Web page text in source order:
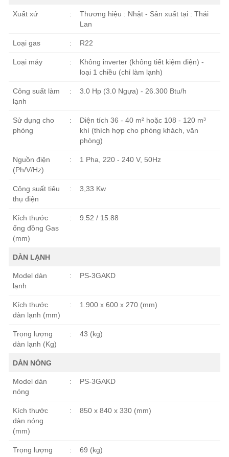
Xuất xứ :
Thương hiệu : Nhật - Sản xuất tại : Thái
Lan
Loại gas : R22
Loại máy :
Không inverter (không tiết kiệm điện) -
loại 1 chiều (chỉ làm lạnh)
Công suất làm
lạnh
: 3.0 Hp (3.0 Ngựa) - 26.300 Btu/h
Sử dụng cho
phòng
:
Diện tích 36 - 40 m² hoặc 108 - 120 m³
khí (thích hợp cho phòng khách, văn
phòng)
Nguồn điện
(Ph/V/Hz)
: 1 Pha, 220 - 240 V, 50Hz
Công suất tiêu
thụ điện
: 3,33 Kw
Kích thước
ống đồng Gas
(mm)
: 9.52 / 15.88
DÀN LẠNH
Model dàn
lạnh
: PS-3GAKD
Kích thước
dàn lạnh (mm)
: 1.900 x 600 x 270 (mm)
Trọng lượng
dàn lạnh (Kg)
: 43 (kg)
DÀN NÓNG
Model dàn
nóng
: PS-3GAKD
Kích thước
dàn nóng
(mm)
: 850 x 840 x 330 (mm)
Trọng lượng
: 69 (kg)